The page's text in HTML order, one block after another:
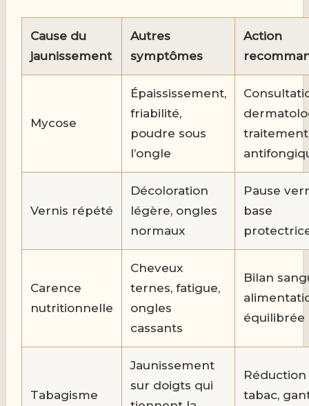
Cause du
jaunissement
Autres
symptômes
Action
Mycose
Épaississement,
friabilité,
poudre sous
l’ongle
traitement
Vernis répété
Décoloration
légère, ongles
normaux
Pause
base
Carence
nutritionnelle
Cheveux
ternes, fatigue,
ongles
cassants
Bilan
équilibrée
Tabagisme
Jaunissement
sur doigts qui
tabac,